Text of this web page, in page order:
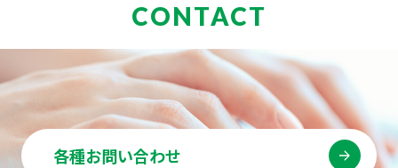
CONTACT
各種お問い合わせ